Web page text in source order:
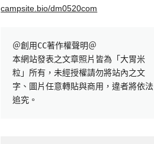
campsite.bio/dm0520com
＠創用CC著作權聲明＠
本網站發表之文章照片皆為「大胃米
粒」所有，未經授權請勿將站內之文
字、圖片任意轉貼與商用，違者將依法
追究。